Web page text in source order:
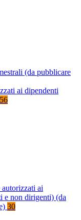
(da pubblicare
ai dipendenti
56
ai
e non dirigenti) (da
30